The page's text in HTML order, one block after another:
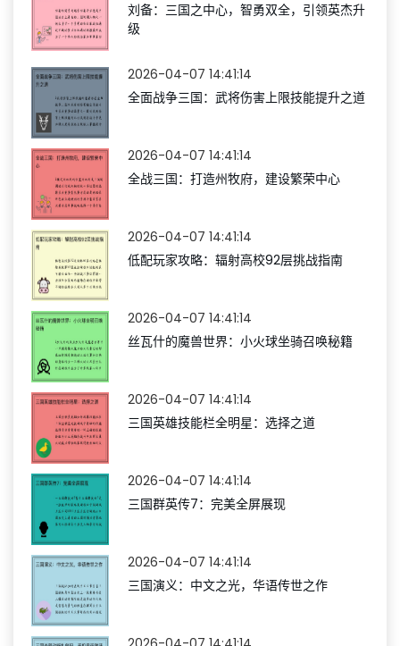
刘备：三国之中心，智勇双全，引领英杰升
级
2026-04-07 14:41:14
全面战争三国：武将伤害上限技能提升之道
2026-04-07 14:41:14
全战三国：打造州牧府，建设繁荣中心
2026-04-07 14:41:14
低配玩家攻略：辐射高校92层挑战指南
2026-04-07 14:41:14
丝瓦什的魔兽世界：小火球坐骑召唤秘籍
2026-04-07 14:41:14
三国英雄技能栏全明星：选择之道
2026-04-07 14:41:14
三国群英传7：完美全屏展现
2026-04-07 14:41:14
三国演义：中文之光，华语传世之作